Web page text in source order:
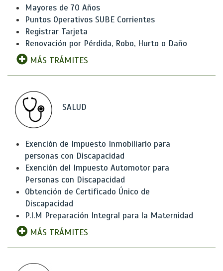
Mayores de 70 Años
Puntos Operativos SUBE Corrientes
Registrar Tarjeta
Renovación por Pérdida, Robo, Hurto o Daño
MÁS TRÁMITES
SALUD
Exención de Impuesto Inmobiliario para
personas con Discapacidad
Exención del Impuesto Automotor para
Personas con Discapacidad
Obtención de Certificado Único de
Discapacidad
P.I.M Preparación Integral para la Maternidad
MÁS TRÁMITES